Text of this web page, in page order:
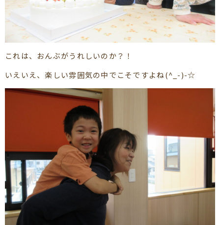
これは、おんぶがうれしいのか？！
いえいえ、楽しい雰囲気の中でこそですよね(^_-)-☆